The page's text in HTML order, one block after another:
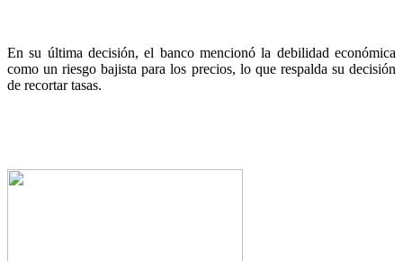
En su última decisión, el banco mencionó la debilidad económica
como un riesgo bajista para los precios, lo que respalda su decisión
de recortar tasas.